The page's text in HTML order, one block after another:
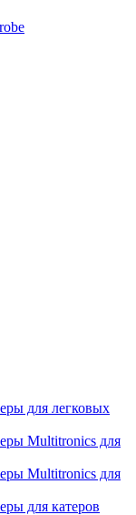
для легковых
Multitronics для
Multitronics для
для катеров